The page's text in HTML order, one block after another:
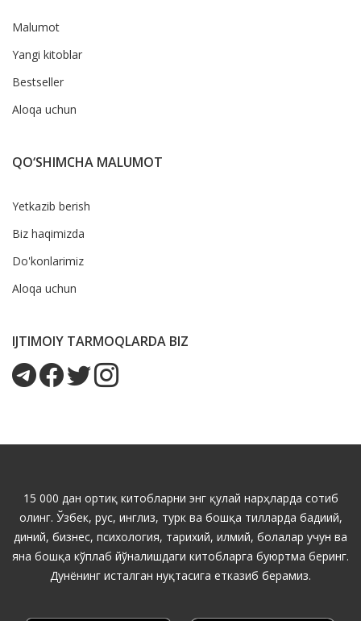
Malumot
Yangi kitoblar
Bestseller
Aloqa uchun
QO‘SHIMCHA MALUMOT
Yetkazib berish
Biz haqimizda
Do'konlarimiz
Aloqa uchun
IJTIMOIY TARMOQLARDA BIZ
15 000 дан ортиқ китобларни энг қулай нарҳларда сотиб
олинг. Ўзбек, рус, инглиз, турк ва бошқа тилларда бадиий,
диний, бизнес, психология, тарихий, илмий, болалар учун ва
яна бошқа кўплаб йўналишдаги китобларга буюртма беринг.
Дунёнинг исталган нуқтасига етказиб берамиз.